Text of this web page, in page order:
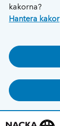
kakorna?
Hantera kakor